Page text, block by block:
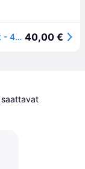
Gripgrab Ride Waterproof Shoe Cover Black - 48/49 40,00 €